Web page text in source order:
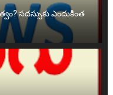
సదస్సుకు ఎందుకింత